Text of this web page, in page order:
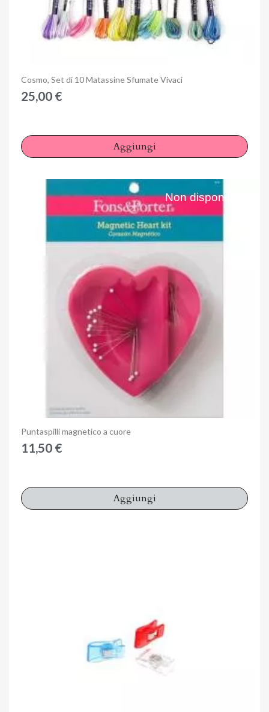
Anteprima
Cosmo, Set di 10 Matassine Sfumate Vivaci
25,00 €
Aggiungi
Anteprima
Non disponibile
Puntaspilli magnetico a cuore
11,50 €
Aggiungi